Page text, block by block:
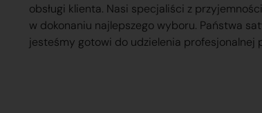
obsługi klienta. Nasi specjaliści z
w dokonaniu najlepszego wyboru. Państwa
jesteśmy gotowi do udzielenia profesjonalnej